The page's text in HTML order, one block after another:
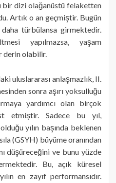
bir dizi olağanüstü felaketten
Artık o an geçmiştir. Bugün
türbülansa girmektedir.
yapılmazsa, yaşam
derin olabilir.
uluslararası anlaşmazlık, II.
sonra aşırı yoksulluğu
yardımcı olan birçok
etmiştir. Sadece bu yıl,
yılın başında beklenen
(GSYH) büyüme oranından
düşüreceğini ve bunu yüzde
Bu, açık küresel
en zayıf performansıdır.